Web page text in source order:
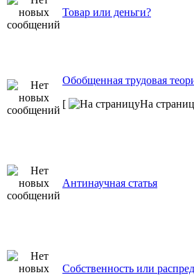
Товар или деньги?
Обобщенная трудовая
[
На
Антинаучная статья
Собственность или